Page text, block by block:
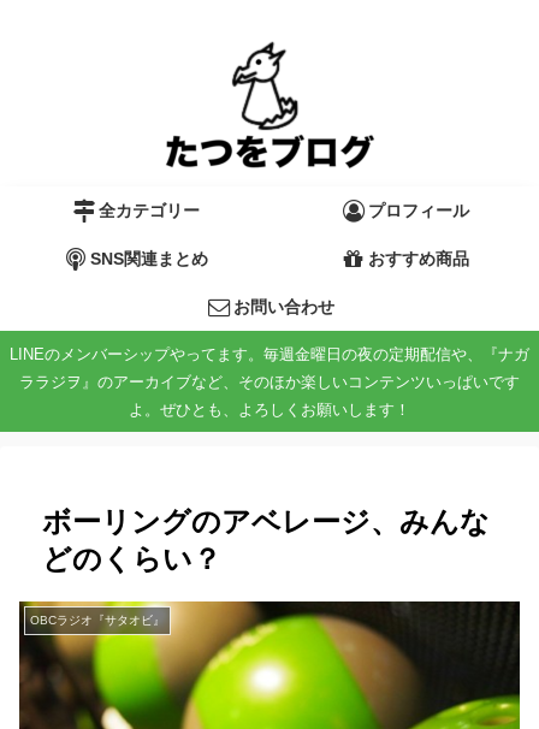
全カテゴリー プロフィール
SNS関連まとめ おすすめ商品
お問い合わせ
LINEのメンバーシップやってます。毎週金曜日の夜の定期配信や、『ナガ
ララジヲ』のアーカイブなど、そのほか楽しいコンテンツいっぱいです
よ。ぜひとも、よろしくお願いします！
ボーリングのアベレージ、みんな
どのくらい？
OBCラジオ『サタオビ』